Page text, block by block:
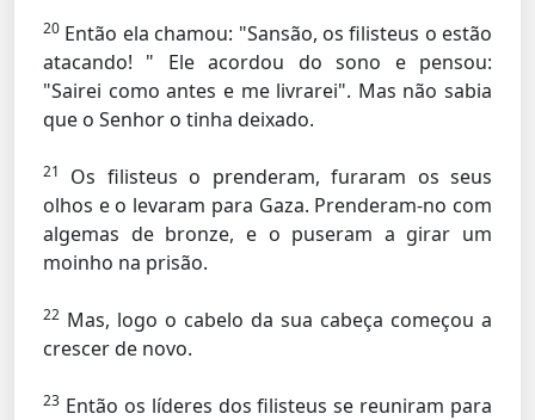
20 Então ela chamou: "Sansão, os filisteus o estão
atacando! " Ele acordou do sono e pensou:
"Sairei como antes e me livrarei". Mas não sabia
que o Senhor o tinha deixado.
21
Os filisteus o prenderam, furaram os seus
olhos e o levaram para Gaza. Prenderam-no com
algemas de bronze, e o puseram a girar um
moinho na prisão.
22 Mas, logo o cabelo da sua cabeça começou a
crescer de novo.
23 Então os líderes dos filisteus se reuniram para